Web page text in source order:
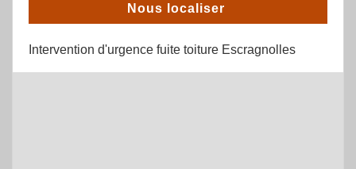
Nous localiser
Intervention d'urgence fuite toiture Escragnolles